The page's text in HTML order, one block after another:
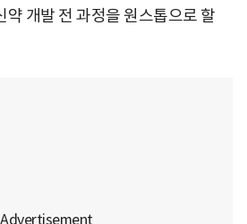
약 개발 전 과정을 원스톱으로 할